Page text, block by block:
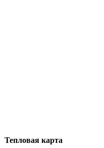
Тепловая карта